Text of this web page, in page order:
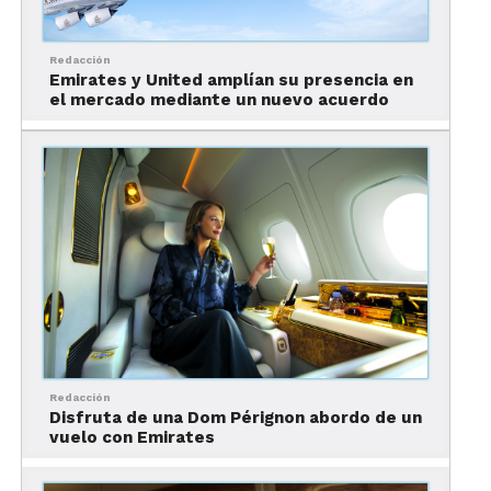
Crucero para visitar las Islas
Griegas con Mega Travel
Asimismo, se presentó oficialmente el nuevo
proyecto de Mega Travel: Miray International
Cruises & Management, el mejor barco para que
los viajeros latinos visiten las islas griegas.
Redacción
Emirates y United amplían su presencia en
el mercado mediante un nuevo acuerdo
Redacción
Disfruta de una Dom Pérignon abordo de un
vuelo con Emirates